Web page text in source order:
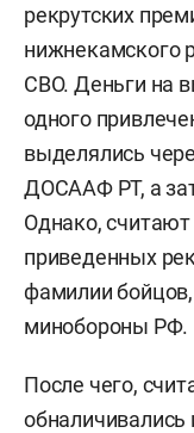
рекрутских
нижнекамского
СВО. Деньги на
одного
выделялись
ДОСААФ РТ, а
Однако, считают
приведенных
фамилии
минобороны РФ.
После чего,